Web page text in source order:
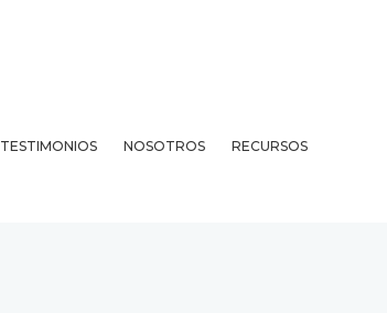
TESTIMONIOS NOSOTROS RECURSOS